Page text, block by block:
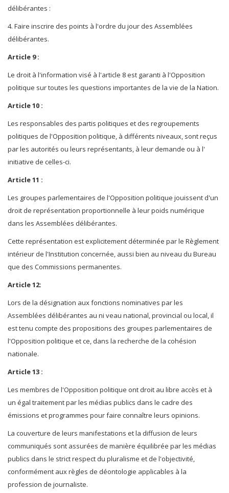
délibérantes :
4. Faire inscrire des points à l'ordre du jour des Assemblées
délibérantes.
Article 9 :
Le droit à l'information visé à l'article 8 est garanti à l'Opposition
politique sur toutes les questions importantes de la vie de la Nation.
Article 10 :
Les responsables des partis politiques et des regroupements
politiques de l'Opposition politique, à différents niveaux, sont reçus
par les autorités ou leurs représentants, à leur demande ou à l'
initiative de celles-ci.
Article 11 :
Les groupes parlementaires de l'Opposition politique jouissent d'un
droit de représentation proportionnelle à leur poids numérique
dans les Assemblées délibérantes.
Cette représentation est explicitement déterminée par le Règlement
intérieur de l'Institution concernée, aussi bien au niveau du Bureau
que des Commissions permanentes.
Article 12:
Lors de la désignation aux fonctions nominatives par les
Assemblées délibérantes au ni veau national, provincial ou local, il
est tenu compte des propositions des groupes parlementaires de
l'Opposition politique et ce, dans la recherche de la cohésion
nationale.
Article 13 :
Les membres de l'Opposition politique ont droit au libre accès et à
un égal traitement par les médias publics dans le cadre des
émissions et programmes pour faire connaître leurs opinions.
La couverture de leurs manifestations et la diffusion de leurs
communiqués sont assurées de manière équilibrée par les médias
publics dans le strict respect du pluralisme et de l'objectivité,
conformément aux règles de déontologie applicables à la
profession de journaliste.